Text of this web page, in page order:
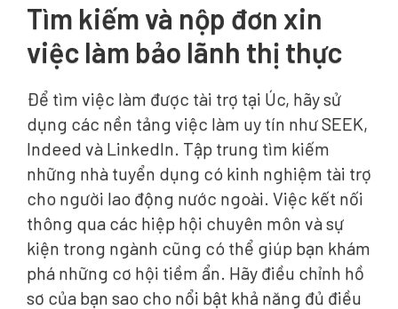
Tìm kiếm và nộp đơn xin
việc làm bảo lãnh thị thực
Để tìm việc làm được tài trợ tại Úc, hãy sử
dụng các nền tảng việc làm uy tín như SEEK,
Indeed và LinkedIn. Tập trung tìm kiếm
những nhà tuyển dụng có kinh nghiệm tài trợ
cho người lao động nước ngoài. Việc kết nối
thông qua các hiệp hội chuyên môn và sự
kiện trong ngành cũng có thể giúp bạn khám
phá những cơ hội tiềm ẩn. Hãy điều chỉnh hồ
sơ của bạn sao cho nổi bật khả năng đủ điều